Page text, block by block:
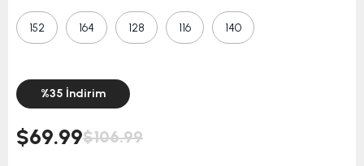
152 164 128 116 140
%35 İndirim
$106.99
$69.99